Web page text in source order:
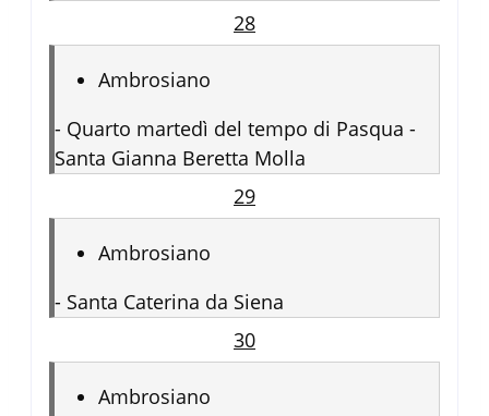
28
Ambrosiano
- Quarto martedì del tempo di Pasqua -
Santa Gianna Beretta Molla
29
Ambrosiano
- Santa Caterina da Siena
30
Ambrosiano